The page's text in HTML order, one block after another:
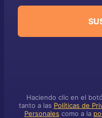
Haciendo clic en el
tanto a las Políticas de
Personales como a la